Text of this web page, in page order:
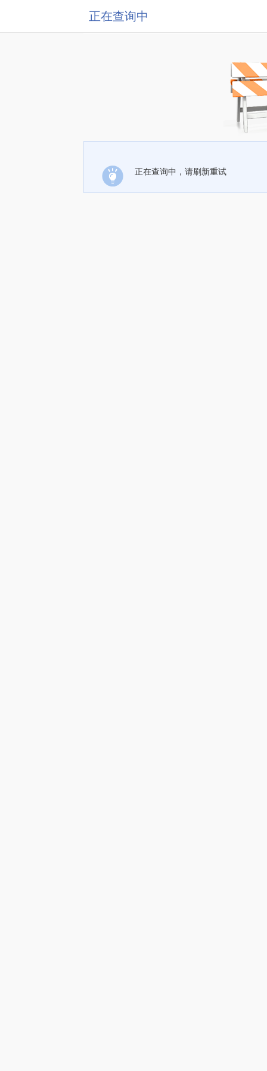
正在查询中
正在查询中，请刷新重试